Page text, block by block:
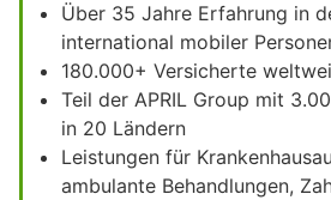
Über 35 Jahre Erfahrung in
international mobiler
180.000+ Versicherte
Teil der APRIL Group mit
in 20 Ländern
Leistungen für
ambulante Behandlungen,